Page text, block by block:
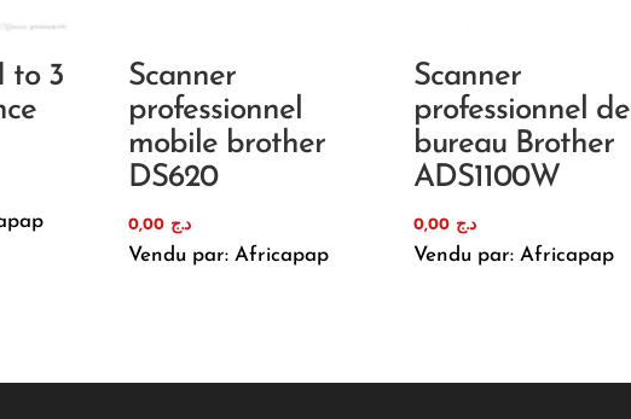
to 3
Scanner
professionnel
mobile brother
DS620
د.ج 0,00
Vendu par: Africapap
Scanner
professionnel de
bureau Brother
ADS1100W
د.ج
Vendu par: Africapap